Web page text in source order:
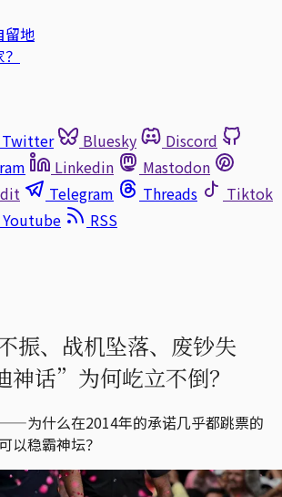
留地
Twitter Bluesky
Discord
Linkedin
Mastodon
Telegram Threads
Tiktok
Youtube
RSS
振、战机坠落、废钞失
话”为何屹立不倒？
为什么在2014年的承诺几乎都跳票的
以稳霸神坛？